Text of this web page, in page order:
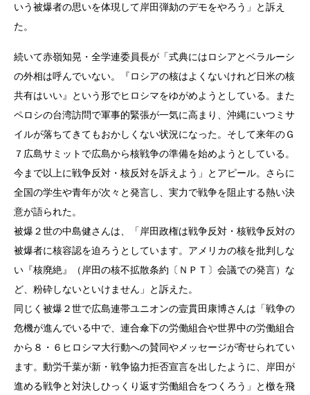
いう被爆者の思いを体現して岸田弾劾のデモをやろう」と訴え
た。
続いて赤嶺知晃・全学連委員長が「式典にはロシアとベラルーシ
の外相は呼んでいない。『ロシアの核はよくないけれど日米の核
共有はいい』という形でヒロシマをゆがめようとしている。また
ペロシの台湾訪問で軍事的緊張が一気に高まり、沖縄にいつミサ
イルが落ちてきてもおかしくない状況になった。そして来年のＧ
７広島サミットで広島から核戦争の準備を始めようとしている。
今まで以上に戦争反対・核反対を訴えよう」とアピール。さらに
全国の学生や青年が次々と発言し、実力で戦争を阻止する熱い決
意が語られた。
被爆２世の中島健さんは、「岸田政権は戦争反対・核戦争反対の
被爆者に核容認を迫ろうとしています。アメリカの核を批判しな
い『核廃絶』（岸田の核不拡散条約〔ＮＰＴ〕会議での発言）な
ど、粉砕しないといけません」と訴えた。
同じく被爆２世で広島連帯ユニオンの壹貫田康博さんは「戦争の
危機が進んでいる中で、連合傘下の労働組合や世界中の労働組合
から８・６ヒロシマ大行動への賛同やメッセージが寄せられてい
ます。動労千葉が新・戦争協力拒否宣言を出したように、岸田が
進める戦争と対決しひっくり返す労働組合をつくろう」と檄を飛